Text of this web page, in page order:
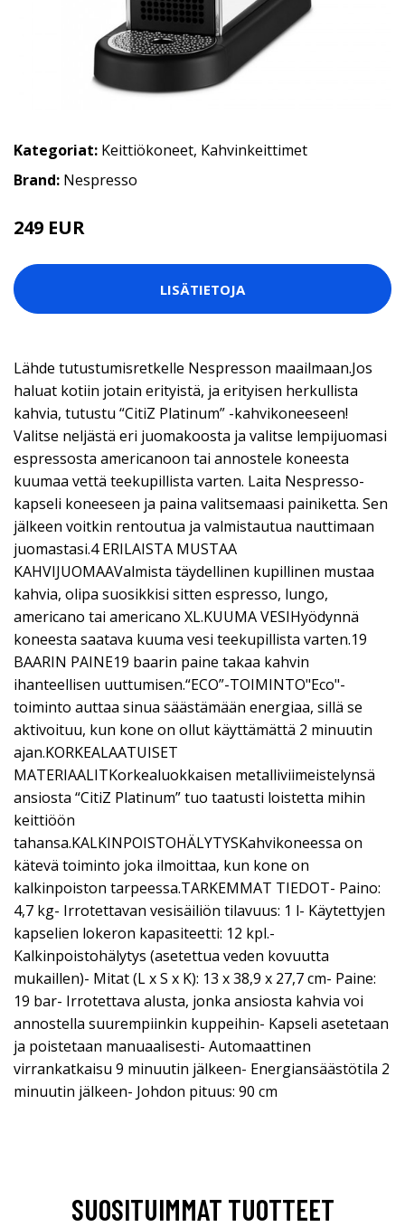
Kategoriat: Keittiökoneet, Kahvinkeittimet
Brand: Nespresso
249 EUR
LISÄTIETOJA
Lähde tutustumisretkelle Nespresson maailmaan.Jos
haluat kotiin jotain erityistä, ja erityisen herkullista
kahvia, tutustu “CitiZ Platinum” -kahvikoneeseen!
Valitse neljästä eri juomakoosta ja valitse lempijuomasi
espressosta americanoon tai annostele koneesta
kuumaa vettä teekupillista varten. Laita Nespresso-
kapseli koneeseen ja paina valitsemaasi painiketta. Sen
jälkeen voitkin rentoutua ja valmistautua nauttimaan
juomastasi.4 ERILAISTA MUSTAA
KAHVIJUOMAAValmista täydellinen kupillinen mustaa
kahvia, olipa suosikkisi sitten espresso, lungo,
americano tai americano XL.KUUMA VESIHyödynnä
koneesta saatava kuuma vesi teekupillista varten.19
BAARIN PAINE19 baarin paine takaa kahvin
ihanteellisen uuttumisen.“ECO”-TOIMINTO"Eco"-
toiminto auttaa sinua säästämään energiaa, sillä se
aktivoituu, kun kone on ollut käyttämättä 2 minuutin
ajan.KORKEALAATUISET
MATERIAALITKorkealuokkaisen metalliviimeistelynsä
ansiosta “CitiZ Platinum” tuo taatusti loistetta mihin
keittiöön
tahansa.KALKINPOISTOHÄLYTYSKahvikoneessa on
kätevä toiminto joka ilmoittaa, kun kone on
kalkinpoiston tarpeessa.TARKEMMAT TIEDOT- Paino:
4,7 kg- Irrotettavan vesisäiliön tilavuus: 1 l- Käytettyjen
kapselien lokeron kapasiteetti: 12 kpl.-
Kalkinpoistohälytys (asetettua veden kovuutta
mukaillen)- Mitat (L x S x K): 13 x 38,9 x 27,7 cm- Paine:
19 bar- Irrotettava alusta, jonka ansiosta kahvia voi
annostella suurempiinkin kuppeihin- Kapseli asetetaan
ja poistetaan manuaalisesti- Automaattinen
virrankatkaisu 9 minuutin jälkeen- Energiansäästötila 2
minuutin jälkeen- Johdon pituus: 90 cm
SUOSITUIMMAT TUOTTEET